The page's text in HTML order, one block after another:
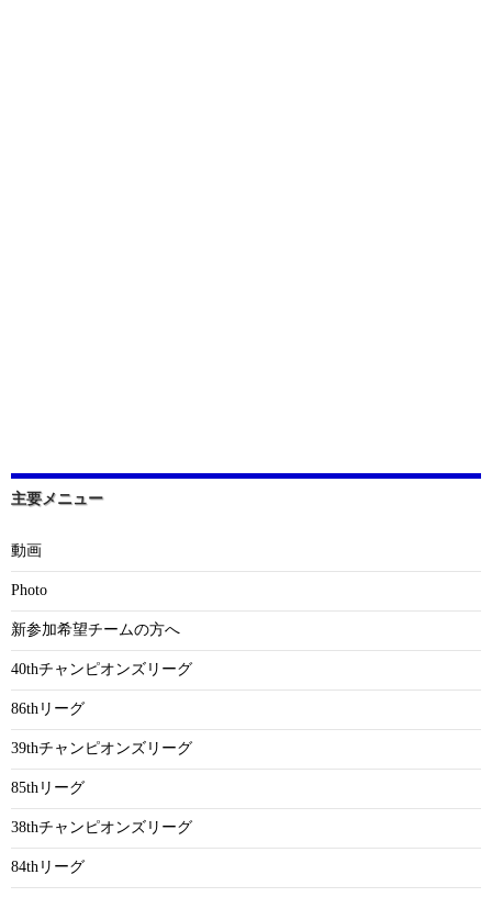
主要メニュー
動画
Photo
新参加希望チームの方へ
40thチャンピオンズリーグ
86thリーグ
39thチャンピオンズリーグ
85thリーグ
38thチャンピオンズリーグ
84thリーグ